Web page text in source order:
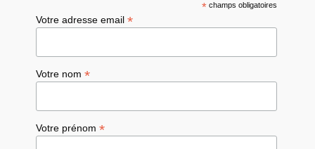
*champs obligatoires
Votre adresse email*
Votre nom*
Votre prénom*